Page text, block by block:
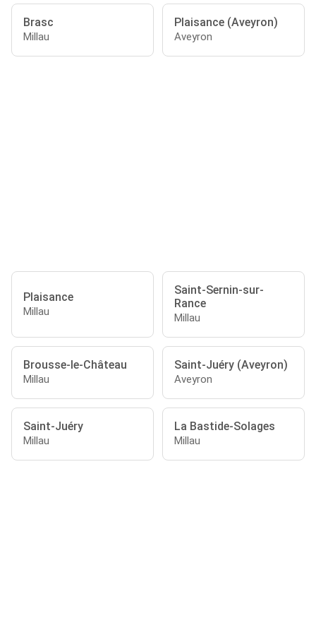
Brasc
Millau
Plaisance (Aveyron)
Aveyron
Plaisance
Millau
Saint-Sernin-sur-
Rance
Millau
Brousse-le-Château
Millau
Saint-Juéry (Aveyron)
Aveyron
Saint-Juéry
Millau
La Bastide-Solages
Millau